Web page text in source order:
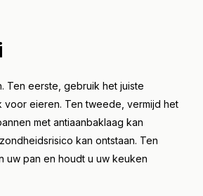
Ten eerste, gebruik het juiste
eieren. Ten tweede, vermijd het
met antiaanbaklaag kan
kan ontstaan. Ten
uw pan en houdt u uw keuken